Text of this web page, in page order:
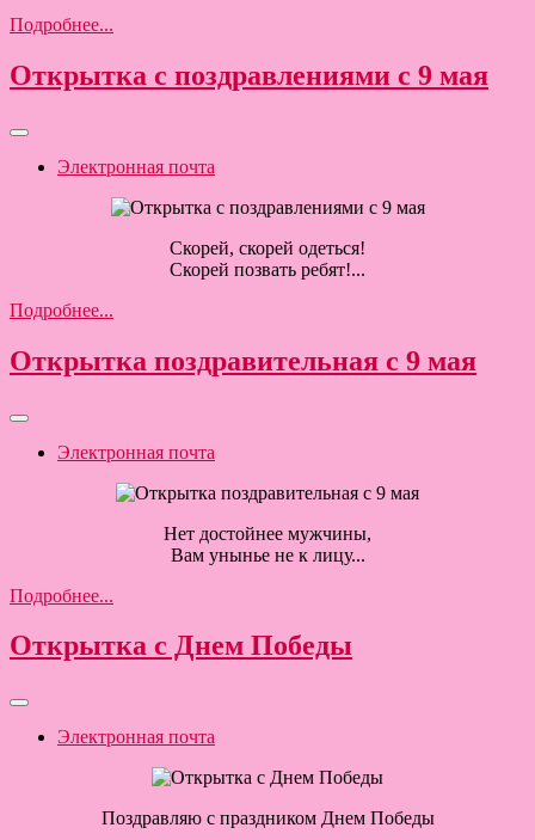
Подробнее...
Открытка с поздравлениями с 9 мая
Электронная почта
Скорей, скорей одеться!
Скорей позвать ребят!...
Подробнее...
Открытка поздравительная с 9 мая
Электронная почта
Нет достойнее мужчины,
Вам унынье не к лицу...
Подробнее...
Открытка с Днем Победы
Электронная почта
Поздравляю с праздником Днем Победы